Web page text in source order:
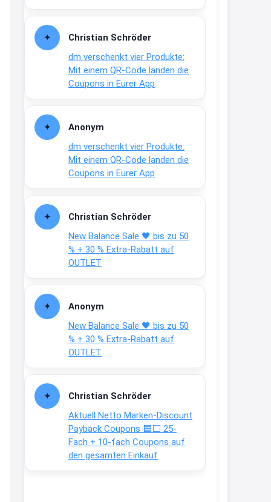
Christian Schröder
dm verschenkt vier Produkte:
Mit einem QR-Code landen die
Coupons in Eurer App
Anonym
dm verschenkt vier Produkte:
Mit einem QR-Code landen die
Coupons in Eurer App
Christian Schröder
New Balance Sale 🖤 bis zu 50
% + 30 % Extra-Rabatt auf
OUTLET
Anonym
New Balance Sale 🖤 bis zu 50
% + 30 % Extra-Rabatt auf
OUTLET
Christian Schröder
Aktuell Netto Marken-Discount
Payback Coupons 🟦⬜ 25-
Fach + 10-fach Coupons auf
den gesamten Einkauf
www.meineapotheke.de/
2:19
↩
Joachim
www.linda.de/vorteile/coupons/...
2:21
↩
Gratis Hitzewarn-Aufkleber /
verfärbt sich ab 28 Grad /siehe
Text weiter unten
shop.bioeg.de/aufkleber-
achtun...
↩
Joachim
Gratis personalisierte 7-Tage
Ration Micronährstoffe/ Vitamine
↩
Joachim